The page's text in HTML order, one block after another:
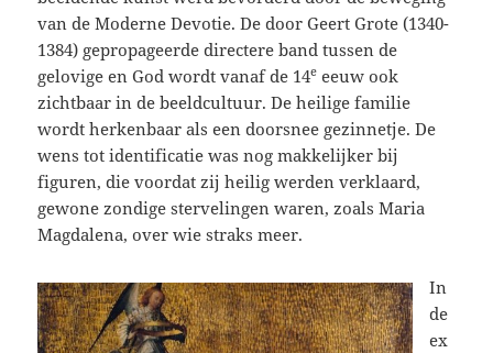
van de Moderne Devotie. De door Geert Grote (1340-
1384) gepropageerde directere band tussen de
gelovige en God wordt vanaf de 14e eeuw ook
zichtbaar in de beeldcultuur. De heilige familie
wordt herkenbaar als een doorsnee gezinnetje. De
wens tot identificatie was nog makkelijker bij
figuren, die voordat zij heilig werden verklaard,
gewone zondige stervelingen waren, zoals Maria
Magdalena, over wie straks meer.
In
de
ex